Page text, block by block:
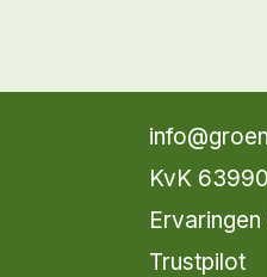
KvK
Ervaringen
Trustpilot